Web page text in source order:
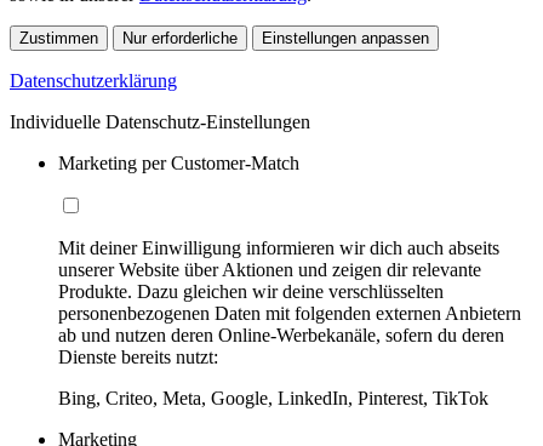
Zustimmen Nur erforderliche Einstellungen anpassen
Datenschutzerklärung
Individuelle Datenschutz-Einstellungen
Marketing per Customer-Match
Mit deiner Einwilligung informieren wir dich auch abseits
unserer Website über Aktionen und zeigen dir relevante
Produkte. Dazu gleichen wir deine verschlüsselten
personenbezogenen Daten mit folgenden externen Anbietern
ab und nutzen deren Online-Werbekanäle, sofern du deren
Dienste bereits nutzt:
Bing, Criteo, Meta, Google, LinkedIn, Pinterest, TikTok
Marketing